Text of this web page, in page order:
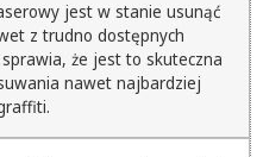
jest w stanie usunąć
z trudno dostępnych
że jest to skuteczna
nawet najbardziej